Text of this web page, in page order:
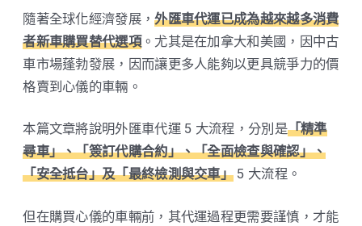
隨著全球化經濟發展，外匯車代運已成為越來越多消費
者新車購買替代選項。尤其是在加拿大和美國，因中古
車市場蓬勃發展，因而讓更多人能夠以更具競爭力的價
格賣到心儀的車輛。
本篇文章將說明外匯車代運 5 大流程，分別是「精準
尋車」、「簽訂代購合約」、「全面檢查與確認」、
「安全抵台」及「最終檢測與交車」 5 大流程。
但在購買心儀的車輛前，其代運過程更需要謹慎，才能